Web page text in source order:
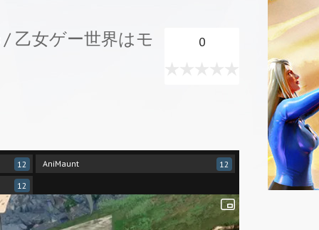
/ 乙女ゲー世界はモ
0
12 AniMaunt
12
12